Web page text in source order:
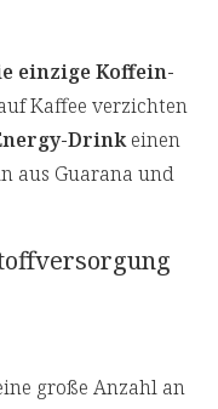
einzige Koffein-
Kaffee verzichten
Drinkeinen
aus Guarana und
große Anzahl an